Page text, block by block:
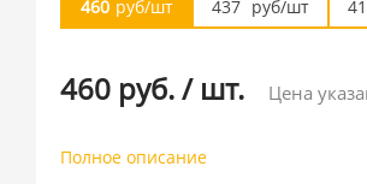
460 руб/шт
437 руб/шт
460 руб./ шт. Цена
Полное описание